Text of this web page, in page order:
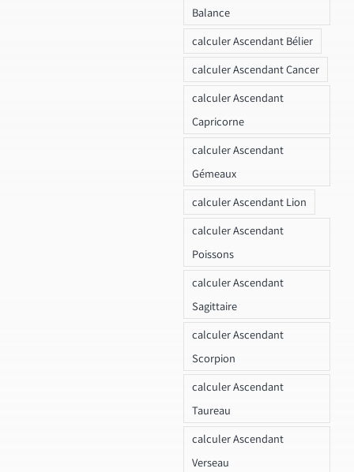
Balance
calculer Ascendant Bélier
calculer Ascendant Cancer
calculer Ascendant
Capricorne
calculer Ascendant
Gémeaux
calculer Ascendant Lion
calculer Ascendant
Poissons
calculer Ascendant
Sagittaire
calculer Ascendant
Scorpion
calculer Ascendant
Taureau
calculer Ascendant
Verseau